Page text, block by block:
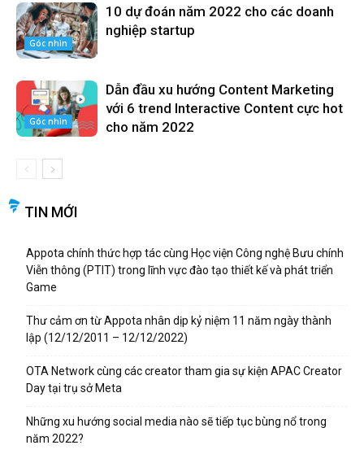
Góc nhìn
10 dự đoán năm 2022 cho các doanh
nghiệp startup
Góc nhìn
Dẫn đầu xu hướng Content Marketing
với 6 trend Interactive Content cực hot
cho năm 2022
TIN MỚI
Appota chính thức hợp tác cùng Học viện Công nghệ Bưu chính
Viễn thông (PTIT) trong lĩnh vực đào tạo thiết kế và phát triển
Game
Thư cảm ơn từ Appota nhân dịp kỷ niệm 11 năm ngày thành
lập (12/12/2011 – 12/12/2022)
OTA Network cùng các creator tham gia sự kiện APAC Creator
Day tại trụ sở Meta
Những xu hướng social media nào sẽ tiếp tục bùng nổ trong
năm 2022?